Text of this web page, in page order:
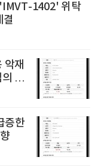
1402' 위탁
결
악재
청
증한